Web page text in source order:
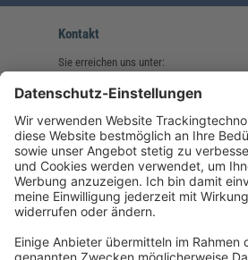
Kontakt
Sie erreichen uns unter:
(08233) 38 11 23
service@forum-verlag.com
Mo-Do 07:30 - 17:00 Uhr
Fr 07:30 - 15:00 Uhr
Folgen Sie uns